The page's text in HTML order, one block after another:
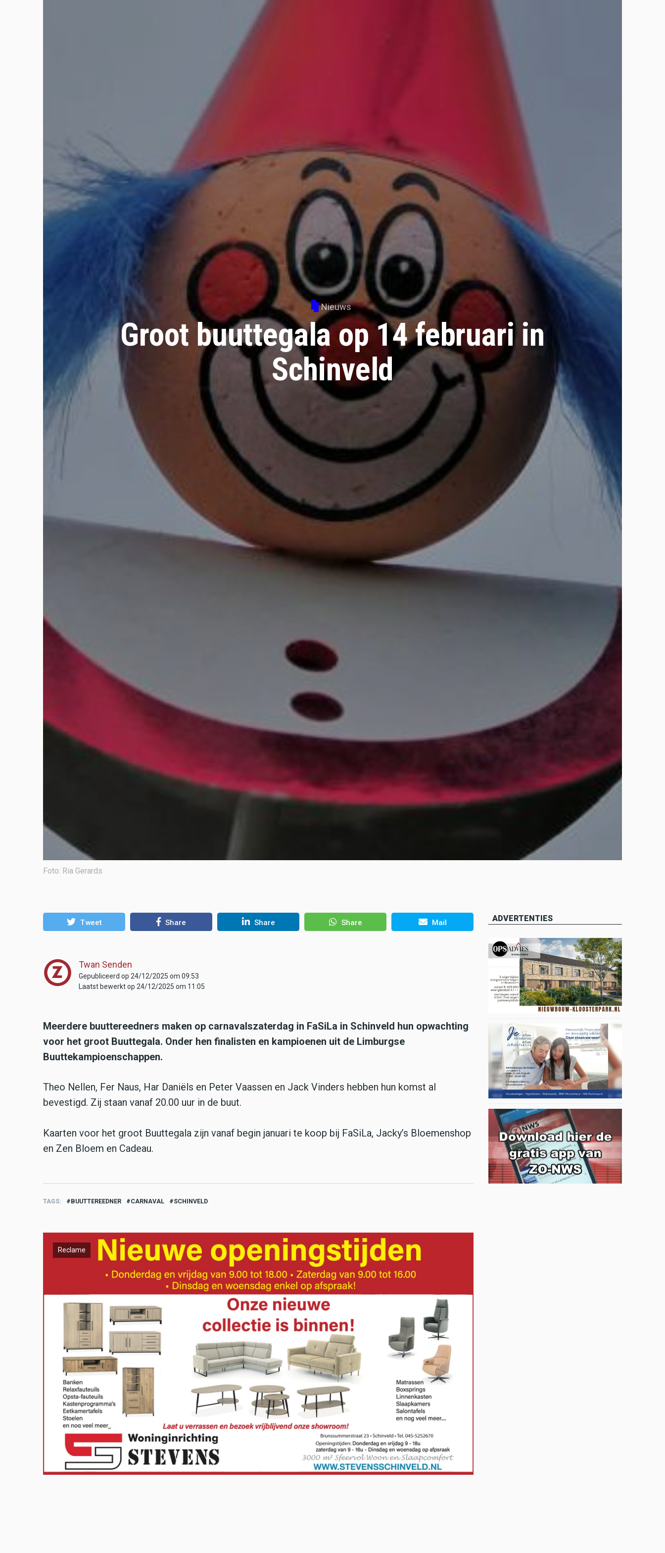
Nieuws
Groot buuttegala op 14 februari in
Schinveld
Foto: Ria Gerards
Tweet Share Share Share Mail
Twan Senden
Gepubliceerd op 24/12/2025 om 09:53
Laatst bewerkt op 24/12/2025 om 11:05
Meerdere buuttereedners maken op carnavalszaterdag in FaSiLa in Schinveld hun opwachting
voor het groot Buuttegala. Onder hen finalisten en kampioenen uit de Limburgse
Buuttekampioenschappen.
Theo Nellen, Fer Naus, Har Daniëls en Peter Vaassen en Jack Vinders hebben hun komst al
bevestigd. Zij staan vanaf 20.00 uur in de buut.
Kaarten voor het groot Buuttegala zijn vanaf begin januari te koop bij FaSiLa, Jacky’s Bloemenshop
en Zen Bloem en Cadeau.
TAGS BUUTTEREEDNER CARNAVAL SCHINVELD
Reclame
ADVERTENTIES